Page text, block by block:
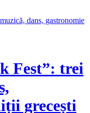
Fest”: trei
grecești